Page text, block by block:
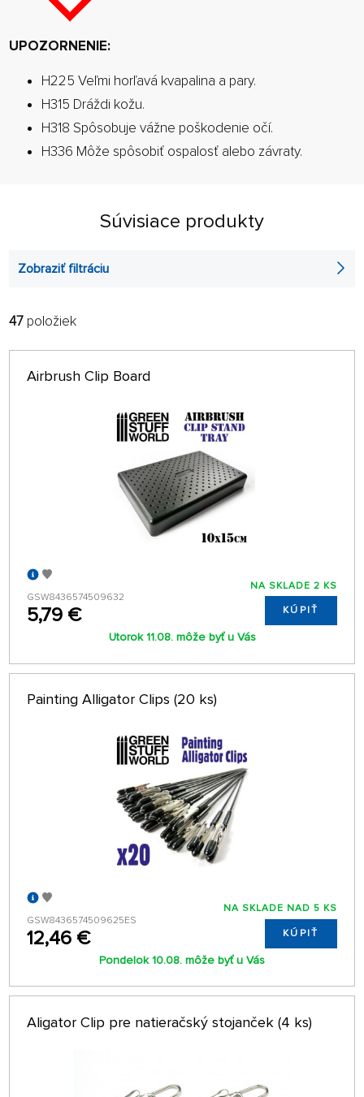
UPOZORNENIE:
H225 Veľmi horľavá kvapalina a pary.
H315 Dráždi kožu.
H318 Spôsobuje vážne poškodenie očí.
H336 Môže spôsobiť ospalosť alebo závraty.
Súvisiace produkty
Zobraziť filtráciu
FILTROVAŤ:
ABECEDNE
47 položiek
Airbrush Clip Board
GSW8436574509632
5,79 €
NA SKLADE 2 KS
KÚPIŤ
Utorok 11.08. môže byť u Vás
Painting Alligator Clips (20 ks)
GSW8436574509625ES
12,46 €
NA SKLADE NAD 5 KS
KÚPIŤ
Pondelok 10.08. môže byť u Vás
Aligator Clip pre natieračský stojanček (4 ks)